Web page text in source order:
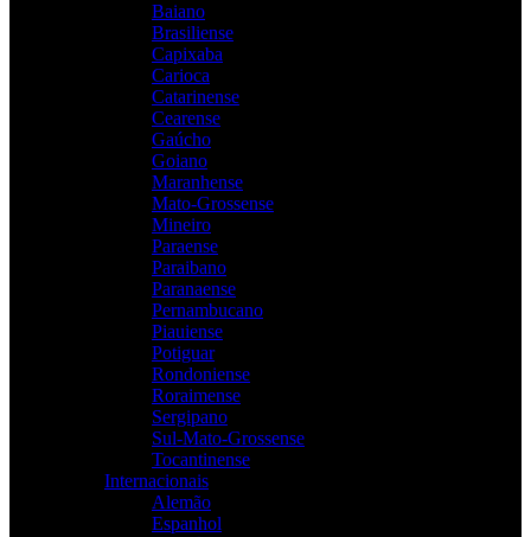
Baiano
Brasiliense
Capixaba
Carioca
Catarinense
Cearense
Gaúcho
Goiano
Maranhense
Mato-Grossense
Mineiro
Paraense
Paraibano
Paranaense
Pernambucano
Piauiense
Potiguar
Rondoniense
Roraimense
Sergipano
Sul-Mato-Grossense
Tocantinense
Internacionais
Alemão
Espanhol